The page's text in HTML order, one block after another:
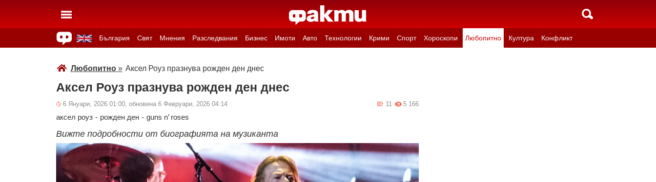
България Свят Мнения Разследвания Бизнес Имоти Авто Технологии Крими Спорт Хороскопи Любопитно Култура Конфликт
Любопитно» Аксел Роуз празнува рожден ден днес
Аксел Роуз празнува рожден ден днес
6 Януари, 2026 01:00, обновена 6 Февруари, 2026 04:14 5 166
11
аксел роуз - рожден ден - guns n’ roses
Вижте подробности от биографията на музиканта